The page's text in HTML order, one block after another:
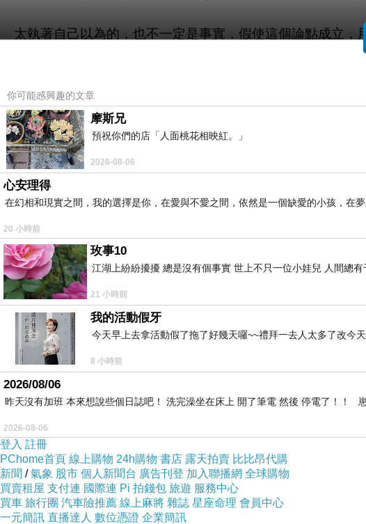
太執著自己以為的，也不一定是事實，假使這個論點成立
目前我仍然偶爾會有焦慮問題，但會停下來調整心態與作
憂鬱症是複雜的心靈疾病，它會併發躁鬱症、恐懼症、抑鬱
上一篇：
下一篇：感謝100的練習，第12回
你可能感興趣的文章
摩斯兄
預祝你們的店「人面桃花相映紅。」
2026-08-06
心安理得
在幻相和現實之間，我的選擇是你，在愛與不愛之間，依然是一個缺愛的小孩，在
20 小時前
玫事10
江湖上紛紛擾擾 總是沒有個事實 世上不只一位小娃兒 人間總
21 小時前
我的活動假牙
今天早上去拿活動假了拖了好幾天囉~~禮拜一去人太多了改今
8 小時前
2026/08/06
昨天沒有加班 本來想說些個日誌吧！ 洗完澡坐在床上 開了筆電 然後 停電了！！
2026-08-06
登入 註冊
PChome首頁 線上購物 24h購物 書店 露天拍賣 比比昂代購
新聞 /氣象 股市 個人新聞台 廣告刊登 加入聯播網 全球購物
買賣租屋 支付連 國際連 Pi 拍錢包 旅遊 服務中心
買車 旅行團 汽車險推薦 線上麻將 雜誌 星座命理 會員中心
一元簡訊 直播達人 數位憑證 企業簡訊